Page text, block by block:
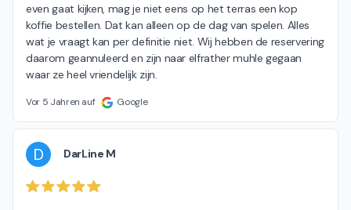
even gaat kijken, mag je niet eens op het terras een kop
koffie bestellen. Dat kan alleen op de dag van spelen. Alles
wat je vraagt kan per definitie niet. Wij hebben de reservering
daarom geannuleerd en zijn naar elfrather muhle gegaan
waar ze heel vriendelijk zijn.
Vor 5 Jahren auf Google
D DarLine M